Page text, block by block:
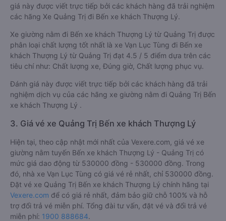
giá này được viết trực tiếp bởi các khách hàng đã trải nghiệm
các hãng Xe Quảng Trị đi Bến xe khách Thượng Lý.
Xe giường nằm đi Bến xe khách Thượng Lý từ Quảng Trị được
phân loại chất lượng tốt nhất là xe Vạn Lục Tùng đi Bến xe
khách Thượng Lý từ Quảng Trị đạt 4.5 / 5 điểm dựa trên các
tiêu chí như: Chất lượng xe, Đúng giờ, Chất lượng phục vụ.
Đánh giá này được viết trực tiếp bởi các khách hàng đã trải
nghiệm dịch vụ của các hãng xe giường nằm đi Quảng Trị Bến
xe khách Thượng Lý .
3. Giá vé xe Quảng Trị Bến xe khách Thượng Lý
Hiện tại, theo cập nhật mới nhất của Vexere.com, giá vé xe
giường nằm tuyến Bến xe khách Thượng Lý - Quảng Trị có
mức giá dao động từ 530000 đồng - 530000 đồng. Trong
đó, nhà xe Vạn Lục Tùng có giá vé rẻ nhất, chỉ 530000 đồng.
Đặt vé xe Quảng Trị Bến xe khách Thượng Lý chính hãng tại
Vexere.com để có giá rẻ nhất, đảm bảo giữ chỗ 100% và hỗ
trợ đổi trả vé miễn phí. Tổng đài tư vấn, đặt vé và đổi trả vé
miễn phí: 1900 888684.